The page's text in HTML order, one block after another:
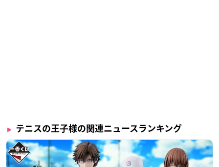
テニスの王子様の関連ニュースランキング